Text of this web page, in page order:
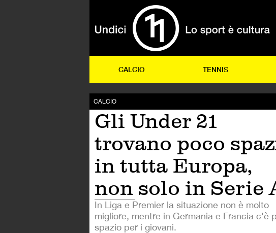
CALCIO TENNIS
CALCIO
Gli Under 21
trovano poco
in tutta Europa,
non solo in Serie
In Liga e Premier la situazione non è molto
migliore, mentre in Germania e Francia c'è
spazio per i giovani.